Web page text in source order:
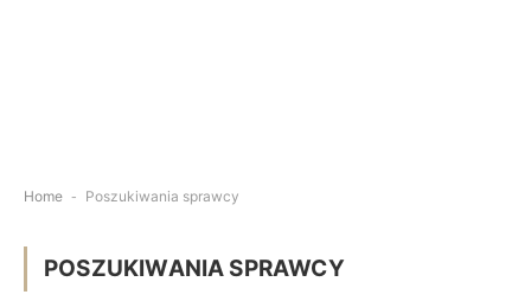
Home - Poszukiwania sprawcy
POSZUKIWANIA SPRAWCY